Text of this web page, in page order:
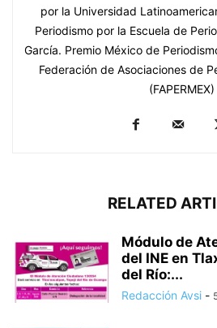
por la Universidad
Periodismo por la Escuela de
García. Premio México de
Federación de Asociaciones de
(FAPERMEX)
RELATED
Módulo de
del INE en
del Río:...
Redacción Avsi -